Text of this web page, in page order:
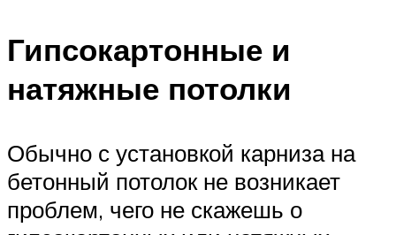
Гипсокартонные и
натяжные потолки
Обычно с установкой карниза на
бетонный потолок не возникает
проблем, чего не скажешь о